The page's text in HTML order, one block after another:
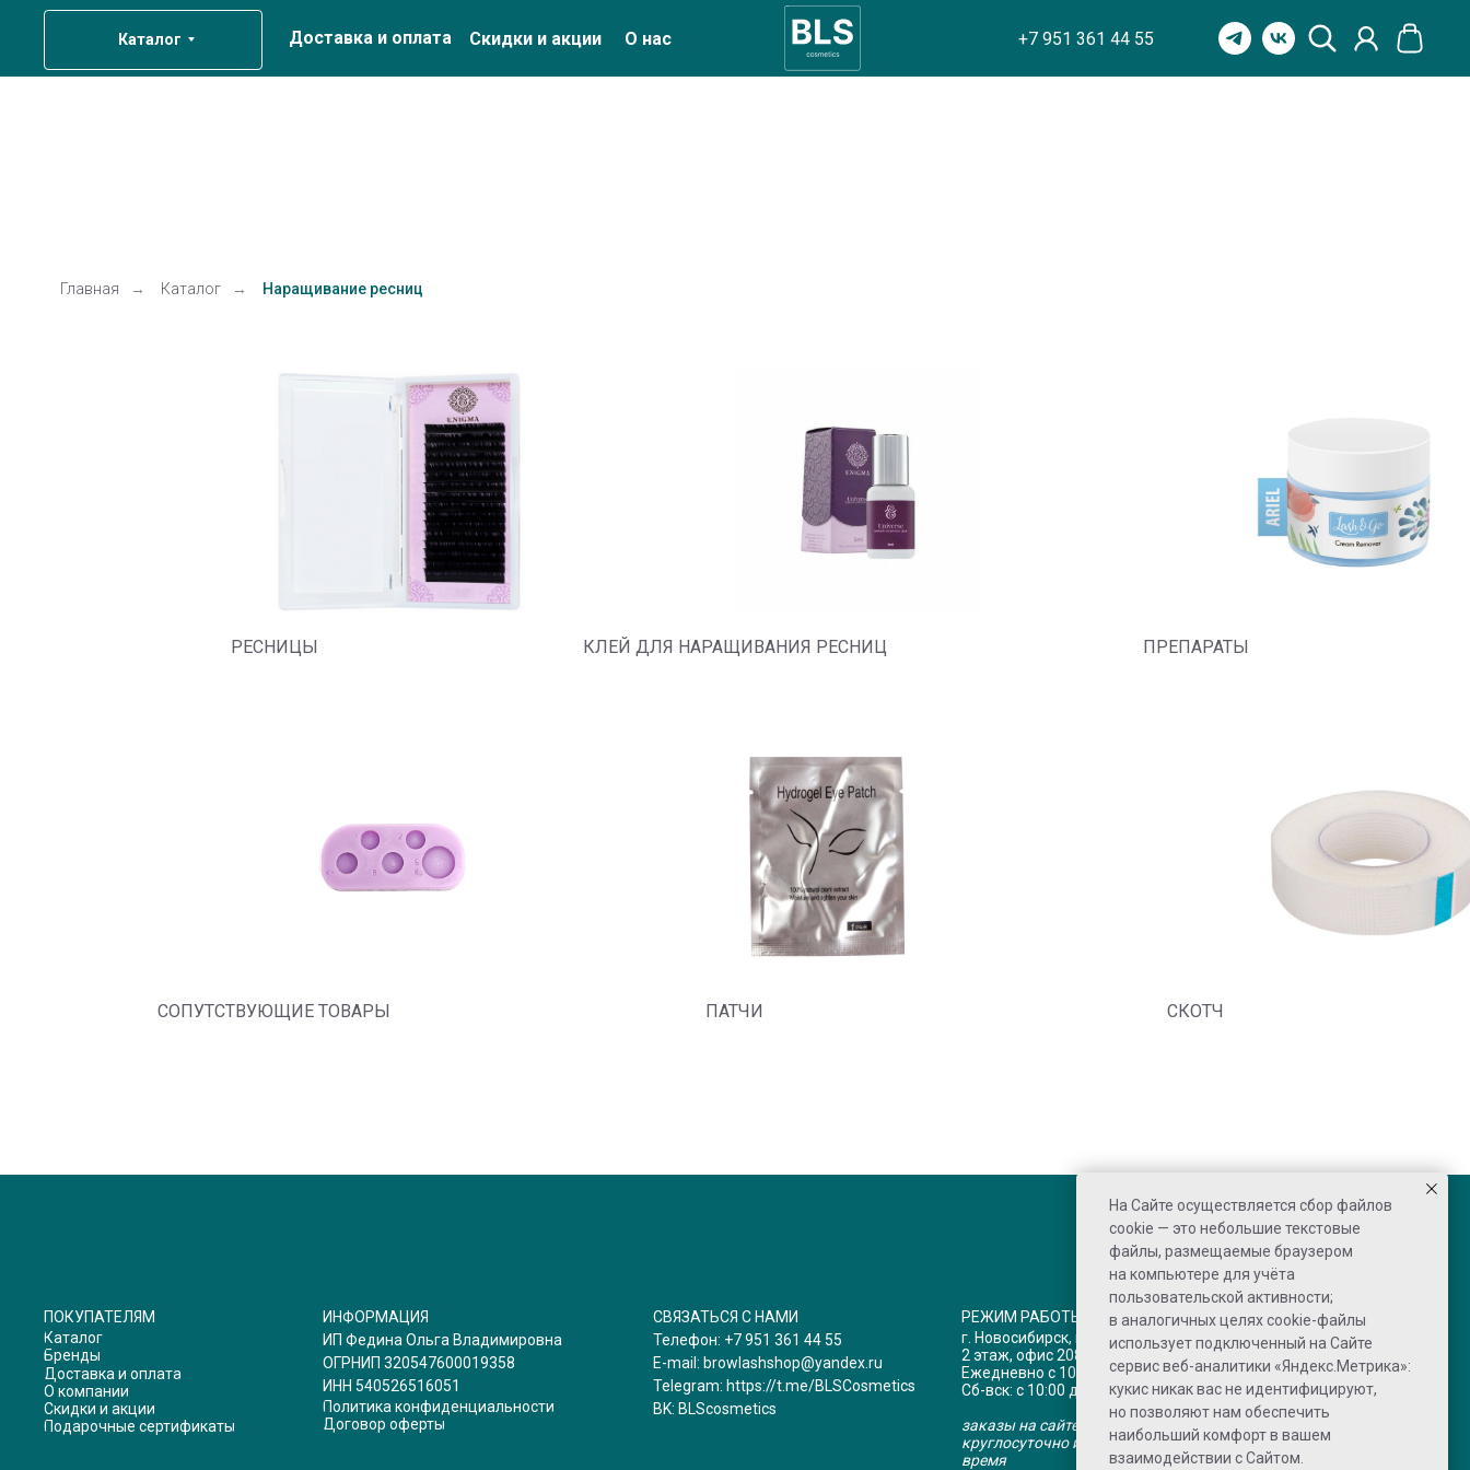
Каталог О нас
Доставка и оплата Скидки и акции +7 951 361 44 55
Главная → Каталог → Наращивание ресниц
РЕСНИЦЫ КЛЕЙ ДЛЯ НАРАЩИВАНИЯ РЕСНИЦ ПРЕПАРАТЫ
СОПУТСТВУЮЩИЕ ТОВАРЫ ПАТЧИ СКОТЧ
ПОКУПАТЕЛЯМ
Каталог
Бренды
Доставка и оплата
О компании
Скидки и акции
Подарочные сертификаты
ИНФОРМАЦИЯ
ИП Федина Ольга Владимировна
ОГРНИП 320547600019358
ИНН 540526516051
Политика конфиденциальности
Договор оферты
СВЯЗАТЬСЯ С НАМИ
Телефон: +7 951 361 44 55
E-mail: browlashshop@yandex.ru
Telegram: https://t.me/BLSCosmetics
BK: BLScosmetics
РЕЖИМ РАБОТЫ
г. Новосибирск, пр-кт Дзержинского 1/3,
2 этаж, офис 208
Ежедневно с 10:00 до 20:00 по НСК
Сб-вск: с 10:00 до 15:00 по НСК
заказы на сайте принимаются
круглосуточно и обрабатываются в рабочее
время
На Сайте осуществляется сбор файлов
cookie — это небольшие текстовые
файлы, размещаемые браузером
на компьютере для учёта
пользовательской активности;
в аналогичных целях cookie-файлы
использует подключенный на Сайте
сервис веб-аналитики «Яндекс.Метрика»:
кукис никак вас не идентифицируют,
но позволяют нам обеспечить
наибольший комфорт в вашем
взаимодействии с Сайтом.